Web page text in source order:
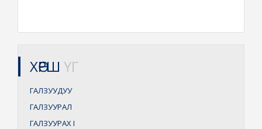
ХӨРШ ҮГ
ГАЛЗУУДУУ
ГАЛЗУУРАЛ
ГАЛЗУУРАХI